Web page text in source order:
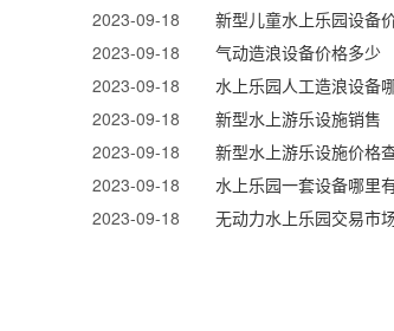
2023-09-18
2023-09-18
2023-09-18
2023-09-18
2023-09-18
2023-09-18
2023-09-18
新型儿童水上乐园设备
气动造浪设备价格多少
水上乐园人工造浪设备
新型水上游乐设施销售
新型水上游乐设施价格
水上乐园一套设备哪里
无动力水上乐园交易市